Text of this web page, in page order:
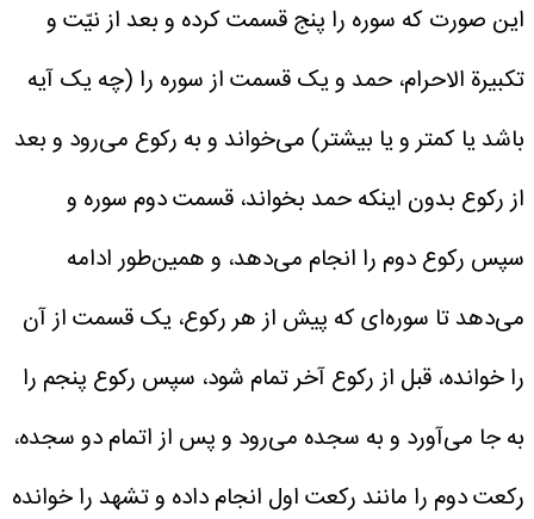
این صورت که سوره را پنج قسمت کرده و بعد از نیّت و
تکبیرة الاحرام، حمد و یک قسمت از سوره را (چه یک آیه
باشد یا کمتر و یا بیشتر) می‌خواند و به رکوع می‌رود و بعد
از رکوع بدون اینکه حمد بخواند، قسمت دوم سوره و
سپس رکوع دوم را انجام می‌دهد، و همین‌طور ادامه
می‌دهد تا سوره‌ای که پیش از هر رکوع، یک قسمت از آن
را خوانده، قبل از رکوع آخر تمام شود، سپس رکوع پنجم را
به جا می‌آورد و به سجده می‌رود و پس از اتمام دو سجده،
رکعت دوم را مانند رکعت اول انجام داده و تشهد را خوانده